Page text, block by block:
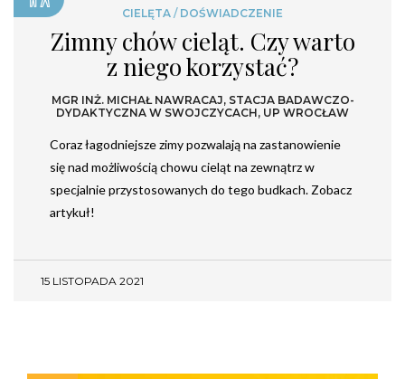
CIELĘTA / DOŚWIADCZENIE
Zimny chów cieląt. Czy warto
z niego korzystać?
MGR INŻ. MICHAŁ NAWRACAJ, STACJA BADAWCZO-
DYDAKTYCZNA W SWOJCZYCACH, UP WROCŁAW
Coraz łagodniejsze zimy pozwalają na zastanowienie
się nad możliwością chowu cieląt na zewnątrz w
specjalnie przystosowanych do tego budkach. Zobacz
artykuł!
15 LISTOPADA 2021